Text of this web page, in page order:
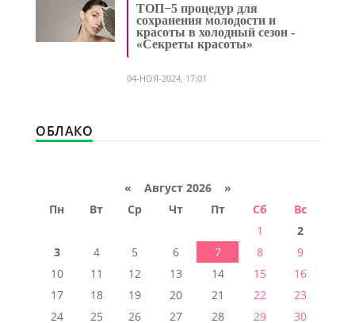
ТОП−5 процедур для
сохранения молодости и
красоты в холодный сезон -
«Секреты красоты»
04-НОЯ-2024, 17:01
ОБЛАКО
« Август 2026 »
Пн
Вт Ср Чт Пт Сб
Вс
1
2
3
4 5 6 7 8
9
10
11 12 13 14 15
16
17
18 19 20 21 22
23
24
25 26 27 28 29
30